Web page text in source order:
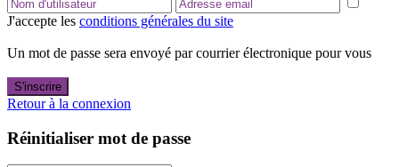
J'accepte les conditions générales du site
Un mot de passe sera envoyé par courrier électronique pour vous
S'inscrire
Retour à la connexion
Réinitialiser mot de passe